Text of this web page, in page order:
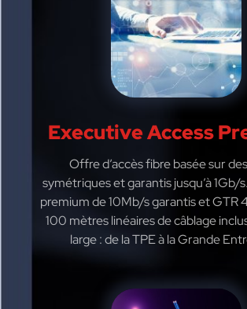
Executive Access
Offre d’accès fibre basée sur
symétriques et garantis jusqu’à 1Gb/
premium de 10Mb/s garantis et GTR
100 mètres linéaires de câblage
large : de la TPE à la Grande